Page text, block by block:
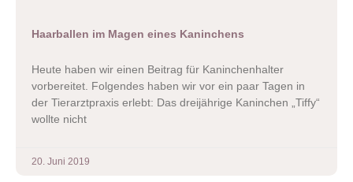
Haarballen im Magen eines Kaninchens
Heute haben wir einen Beitrag für Kaninchenhalter
vorbereitet. Folgendes haben wir vor ein paar Tagen in
der Tierarztpraxis erlebt: Das dreijährige Kaninchen „Tiffy“
wollte nicht
20. Juni 2019